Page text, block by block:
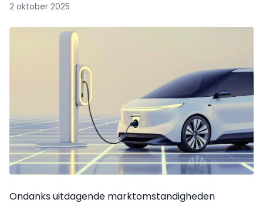
2 oktober 2025
Ondanks uitdagende marktomstandigheden